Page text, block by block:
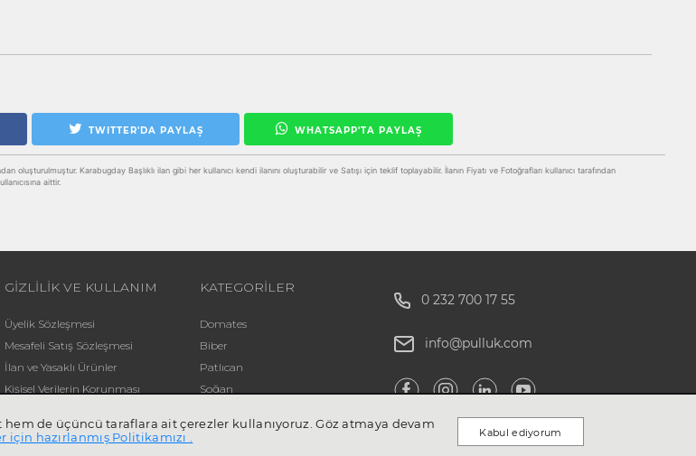
TWITTER'DA PAYLAŞ WHATSAPP'TA PAYLAŞ
oluşturulmuştur. Karabugday Başlıklı ilan gibi her kullanıcı kendi ilanını oluşturabilir ve Satışı için teklif toplayabilir. İlanın Fiyatı ve Fotoğrafları kullanıcı tarafından
aittir.
GİZLİLİK VE KULLANIM
Üyelik Sözleşmesi
Mesafeli Satış Sözleşmesi
İlan ve Yasaklı Ürünler
Kişisel Verilerin Korunması
KATEGORİLER
Domates
Biber
Patlıcan
Soğan
0 232 700 17 55
info@pulluk.com
de üçüncü taraflara ait çerezler kullanıyoruz. Göz atmaya devam
için hazırlanmış Politikamızı . Kabul ediyorum